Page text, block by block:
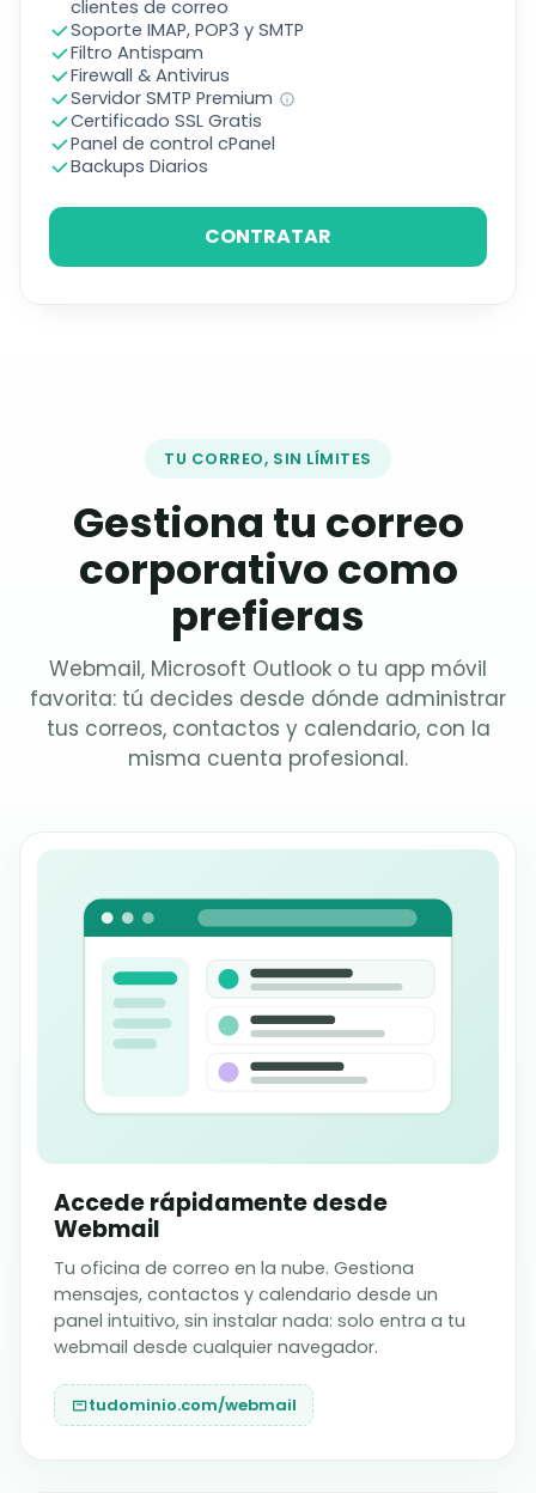
clientes de correo
Soporte IMAP, POP3 y SMTP
Filtro Antispam
Firewall & Antivirus
Servidor SMTP Premium
Certificado SSL Gratis
Panel de control cPanel
Backups Diarios
CONTRATAR
TU CORREO, SIN LÍMITES
Gestiona tu correo
corporativo como
prefieras
Webmail, Microsoft Outlook o tu app móvil
favorita: tú decides desde dónde administrar
tus correos, contactos y calendario, con la
misma cuenta profesional.
Accede rápidamente desde
Webmail
Tu oficina de correo en la nube. Gestiona
mensajes, contactos y calendario desde un
panel intuitivo, sin instalar nada: solo entra a tu
webmail desde cualquier navegador.
tudominio.com/webmail